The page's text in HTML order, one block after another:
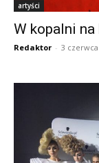
artyści
W kopalni na
Redaktor - 3 czerwca